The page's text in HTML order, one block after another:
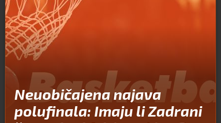
Neuobičajena najava
polufinala: Imaju li Zadrani